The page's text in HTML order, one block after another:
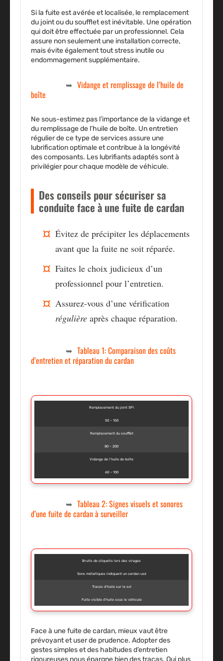
Si la fuite est avérée et localisée, le remplacement
du joint ou du soufflet est inévitable. Une opération
qui doit être effectuée par un professionnel. Cela
assure non seulement une installation correcte,
mais évite également tout stress inutile ou
endommagement supplémentaire.
Vidange et remplissage de l’huile de
boîte
Ne sous-estimez pas l’importance de la vidange et
du remplissage de l’huile de boîte. Un entretien
régulier de ce type de services assure une
lubrification optimale et contribue à la longévité
des composants. Les lubrifiants adaptés sont à
privilégier pour chaque modèle de véhicule.
Des conseils pour sécuriser sa
conduite face à une fuite de cardan
Évitez de précipiter les déplacements
avant que la fuite ne soit réparée.
Faites le choix judicieux d’un
professionnel pour l’entretien.
Assurez-vous d’une vérification
régulière après chaque réparation.
Tableau 1: Comparaison des coûts
d’entretien et réparation du cardan
Remplacement du joint SPI
50 – 150
Remplacement du soufflet
80 – 200
Vidange de l’huile de boîte
60 – 100
Tableau 2: Signes visuels et sonores
d’une fuite de cardan à surveiller
Bruits de cliquetis lors des virages
Sons métalliques indiquant un cardan usé
Traces d’huile sur le sol
Fuite visible d’huile sous le véhicule
Face à une fuite de cardan, mieux vaut être
prévoyant et user de prudence. Adopter des
gestes simples et des habitudes d’entretien